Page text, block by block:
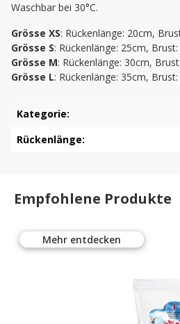
Waschbar bei 30°C.
Grösse XS: Rückenlänge: 20cm,
Grösse S: Rückenlänge: 25cm,
Grösse M: Rückenlänge: 30cm,
Grösse L: Rückenlänge: 35cm,
Kategorie:
Rückenlänge:
Empfohlene Produkte
Mehr entdecken